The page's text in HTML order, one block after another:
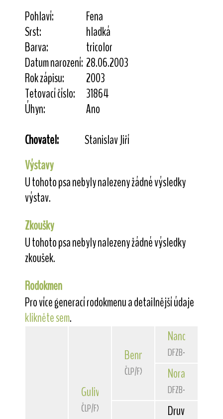
Pohlaví:
Fena
Srst:
hladká
Barva:
tricolor
Datum narození: 28.06.2003
Rok zápisu:
2003
Tetovací číslo:
31864
Úhyn:
Ano
Chovatel:
Stanislav Jiří
Výstavy
U tohoto psa nebyly nalezeny žádné výsledky
výstav.
Zkoušky
U tohoto psa nebyly nalezeny žádné výsledky
zkoušek.
Rodokmen
Pro více generací rodokmenu a detailnější údaje
klikněte sem.
Guliver
ČLP/FXH/29701
Benny vom Jemchen
ČLP/FXH/29377
Nando
DFZB-92 1394
Nora
DFZB-87 0116
Druvon